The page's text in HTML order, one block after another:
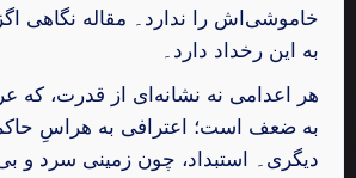
خاموشی‌اش را ندارد۔ مقاله نگاهی
به این رخداد دارد۔
هر اعدامی نه نشانه‌ای از قدرت، که
به ضعف است؛ اعترافی به هراسِ
دیگری۔ استبداد، چون زمینی سرد و